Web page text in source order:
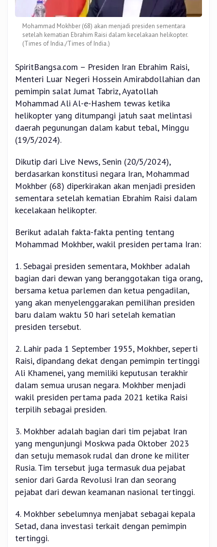
Mohammad Mokhber (68) akan menjadi presiden sementara
setelah kematian Ebrahim Raisi dalam kecelakaan helikopter.
(Times of India./Times of India.)
SpiritBangsa.com – Presiden Iran Ebrahim Raisi,
Menteri Luar Negeri Hossein Amirabdollahian dan
pemimpin salat Jumat Tabriz, Ayatollah
Mohammad Ali Al-e-Hashem tewas ketika
helikopter yang ditumpangi jatuh saat melintasi
daerah pegunungan dalam kabut tebal, Minggu
(19/5/2024).
Dikutip dari Live News, Senin (20/5/2024),
berdasarkan konstitusi negara Iran, Mohammad
Mokhber (68) diperkirakan akan menjadi presiden
sementara setelah kematian Ebrahim Raisi dalam
kecelakaan helikopter.
Berikut adalah fakta-fakta penting tentang
Mohammad Mokhber, wakil presiden pertama Iran:
1. Sebagai presiden sementara, Mokhber adalah
bagian dari dewan yang beranggotakan tiga orang,
bersama ketua parlemen dan ketua pengadilan,
yang akan menyelenggarakan pemilihan presiden
baru dalam waktu 50 hari setelah kematian
presiden tersebut.
2. Lahir pada 1 September 1955, Mokhber, seperti
Raisi, dipandang dekat dengan pemimpin tertinggi
Ali Khamenei, yang memiliki keputusan terakhir
dalam semua urusan negara. Mokhber menjadi
wakil presiden pertama pada 2021 ketika Raisi
terpilih sebagai presiden.
3. Mokhber adalah bagian dari tim pejabat Iran
yang mengunjungi Moskwa pada Oktober 2023
dan setuju memasok rudal dan drone ke militer
Rusia. Tim tersebut juga termasuk dua pejabat
senior dari Garda Revolusi Iran dan seorang
pejabat dari dewan keamanan nasional tertinggi.
4. Mokhber sebelumnya menjabat sebagai kepala
Setad, dana investasi terkait dengan pemimpin
tertinggi.